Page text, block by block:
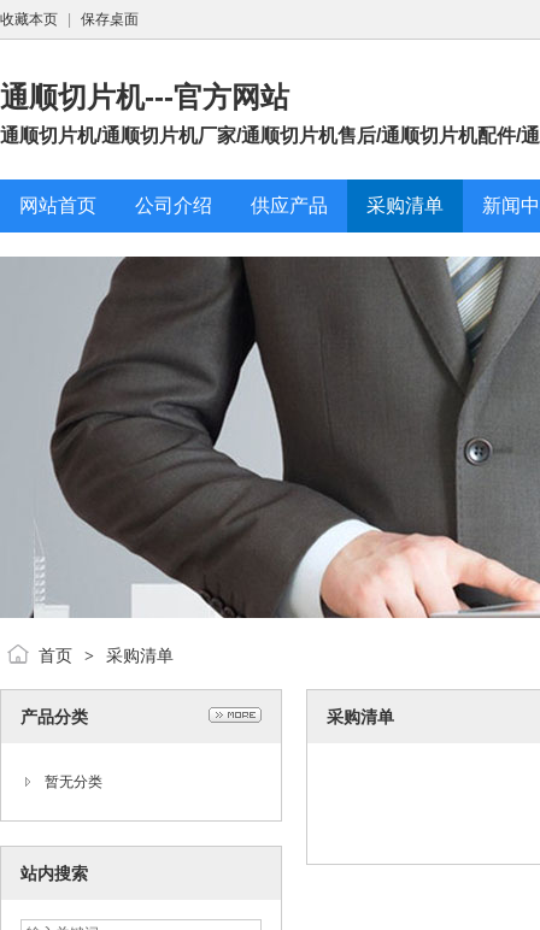
收藏本页 保存桌面
通顺切片机---官方网站
通顺切片机/通顺切片机厂家/通顺切片机售后/通顺切片机配件/
网站首页 公司介绍 供应产品 采购清单 新闻
首页 > 采购清单
产品分类
暂无分类
站内搜索
采购清单